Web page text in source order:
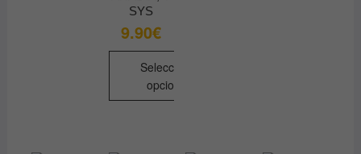
SYS
9.90€
Seleccionar
opciones